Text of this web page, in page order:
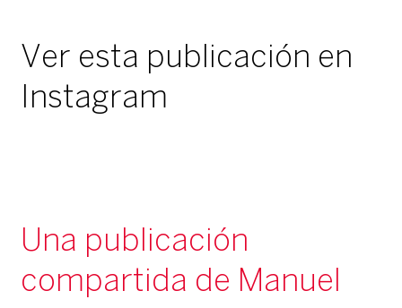
Ver esta publicación en
Instagram
Una publicación
compartida de Manuel